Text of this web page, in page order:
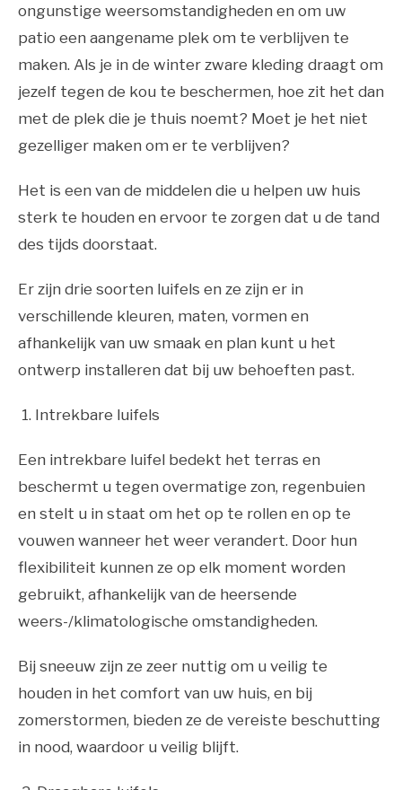
ongunstige weersomstandigheden en om uw
patio een aangename plek om te verblijven te
maken. Als je in de winter zware kleding draagt om
jezelf tegen de kou te beschermen, hoe zit het dan
met de plek die je thuis noemt? Moet je het niet
gezelliger maken om er te verblijven?
Het is een van de middelen die u helpen uw huis
sterk te houden en ervoor te zorgen dat u de tand
des tijds doorstaat.
Er zijn drie soorten luifels en ze zijn er in
verschillende kleuren, maten, vormen en
afhankelijk van uw smaak en plan kunt u het
ontwerp installeren dat bij uw behoeften past.
1. Intrekbare luifels
Een intrekbare luifel bedekt het terras en
beschermt u tegen overmatige zon, regenbuien
en stelt u in staat om het op te rollen en op te
vouwen wanneer het weer verandert. Door hun
flexibiliteit kunnen ze op elk moment worden
gebruikt, afhankelijk van de heersende
weers-/klimatologische omstandigheden.
Bij sneeuw zijn ze zeer nuttig om u veilig te
houden in het comfort van uw huis, en bij
zomerstormen, bieden ze de vereiste beschutting
in nood, waardoor u veilig blijft.